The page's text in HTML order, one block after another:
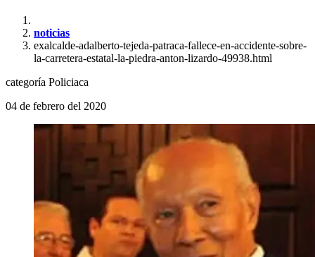
noticias
exalcalde-adalberto-tejeda-patraca-fallece-en-accidente-sobre-
la-carretera-estatal-la-piedra-anton-lizardo-49938.html
categoría Policiaca
04 de febrero del 2020